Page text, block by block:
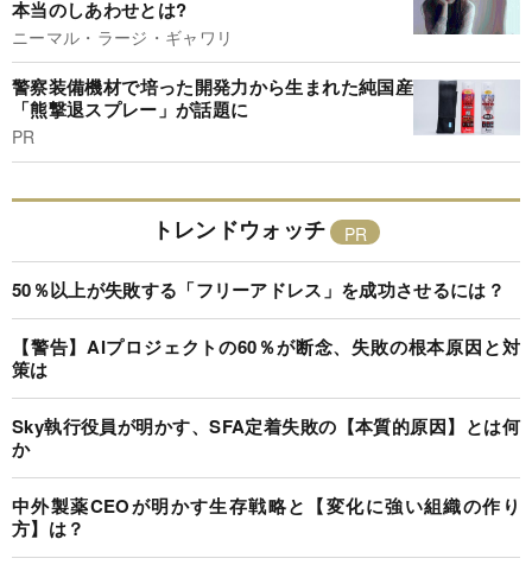
本当のしあわせとは?
ニーマル・ラージ・ギャワリ
警察装備機材で培った開発力から生まれた純国産
「熊撃退スプレー」が話題に
PR
トレンドウォッチ
50％以上が失敗する「フリーアドレス」を成功させるには？
【警告】AIプロジェクトの60％が断念、失敗の根本原因と対
策は
Sky執行役員が明かす、SFA定着失敗の【本質的原因】とは何
か
中外製薬CEOが明かす生存戦略と【変化に強い組織の作り
方】は？